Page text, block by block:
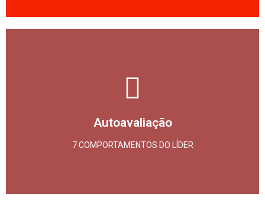
Autoavaliação
7 COMPORTAMENTOS DO LÍDER
DOWNLOAD GRATUITO
Invista em Autoconhecimento